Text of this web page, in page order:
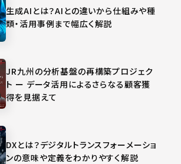
生成AIとは？AIとの違いから仕組みや種
類・活用事例まで幅広く解説
JR九州の分析基盤の再構築プロジェク
ト ー データ活用によるさらなる顧客獲
得を見据えて
DXとは？デジタルトランスフォーメーショ
ンの意味や定義をわかりやすく解説